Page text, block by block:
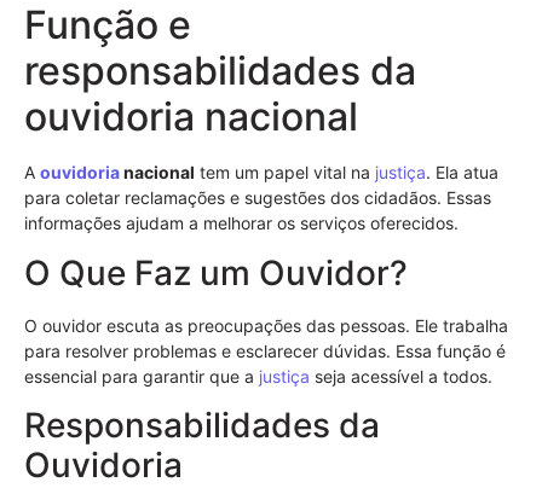
Função e
responsabilidades da
ouvidoria nacional
A ouvidorianacional tem um papel vital na justiça. Ela atua
para coletar reclamações e sugestões dos cidadãos. Essas
informações ajudam a melhorar os serviços oferecidos.
O Que Faz um Ouvidor?
O ouvidor escuta as preocupações das pessoas. Ele trabalha
para resolver problemas e esclarecer dúvidas. Essa função é
essencial para garantir que a justiça seja acessível a todos.
Responsabilidades da
Ouvidoria